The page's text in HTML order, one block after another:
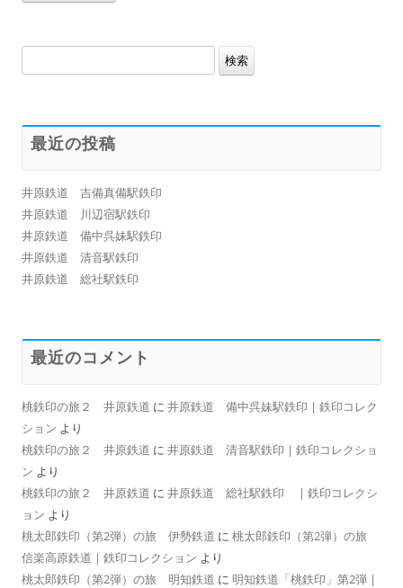
索:
最近の投稿
井原鉄道 吉備真備駅鉄印
井原鉄道 川辺宿駅鉄印
井原鉄道 備中呉妹駅鉄印
井原鉄道 清音駅鉄印
井原鉄道 総社駅鉄印
最近のコメント
桃鉄印の旅２ 井原鉄道 に 井原鉄道 備中呉妹駅鉄印 | 鉄印コレク
ション より
桃鉄印の旅２ 井原鉄道 に 井原鉄道 清音駅鉄印 | 鉄印コレクショ
ン より
桃鉄印の旅２ 井原鉄道 に 井原鉄道 総社駅鉄印 | 鉄印コレクシ
ョン より
桃太郎鉄印（第2弾）の旅 伊勢鉄道 に 桃太郎鉄印（第2弾）の旅
信楽高原鉄道 | 鉄印コレクション より
桃太郎鉄印（第2弾）の旅 明知鉄道 に 明知鉄道「桃鉄印」第2弾 |